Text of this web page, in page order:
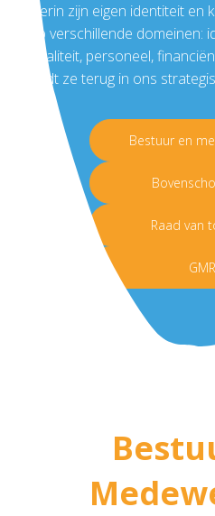
hierin zijn eigen identiteit en
op verschillende
kwaliteit, personeel,
vindt ze terug in ons
Bestuur en
Raad van
GMR